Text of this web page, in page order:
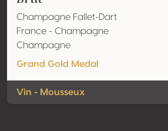
Champagne Fallet-Dart
France - Champagne
Champagne
Grand Gold Medal
Vin - Mousseux